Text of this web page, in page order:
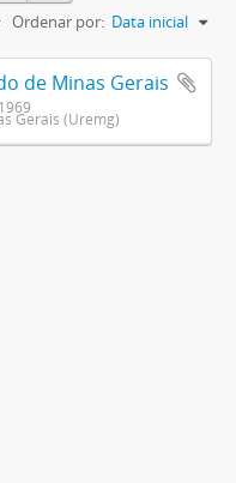
Ordenar por: Data inicial
de Minas Gerais
Gerais (Uremg)